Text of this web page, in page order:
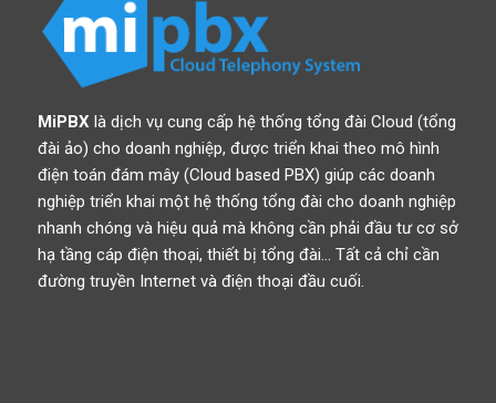
MiPBX là dịch vụ cung cấp hệ thống tổng đài Cloud (tổng
đài ảo) cho doanh nghiệp, được triển khai theo mô hình
điện toán đám mây (Cloud based PBX) giúp các doanh
nghiệp triển khai một hệ thống tổng đài cho doanh nghiệp
nhanh chóng và hiệu quả mà không cần phải đầu tư cơ sở
hạ tầng cáp điện thoại, thiết bị tổng đài… Tất cả chỉ cần
đường truyền Internet và điện thoại đầu cuối.